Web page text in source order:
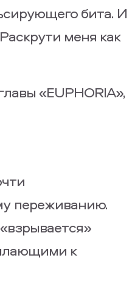
бита. И
меня как
«EUPHORIA»,
переживанию.
к